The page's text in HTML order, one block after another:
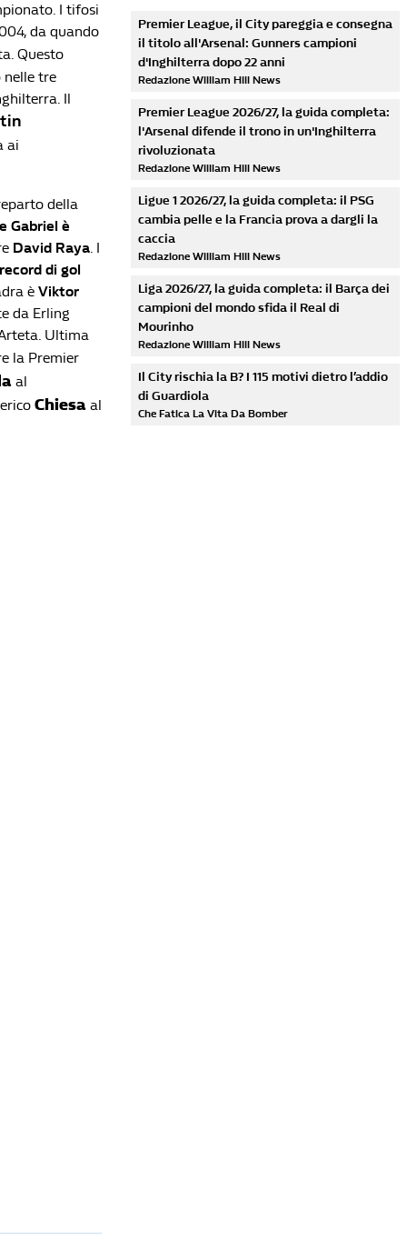
I tifosi
da quando
Questo
nelle tre
Il
ai
della
Gabriel è
David Raya. I
record di gol
è Viktor
da Erling
Ultima
la Premier
al
Chiesa al
Premier League, il City pareggia e consegna
il titolo all'Arsenal: Gunners campioni
d'Inghilterra dopo 22 anni
Redazione William Hill News
Premier League 2026/27, la guida completa:
l'Arsenal difende il trono in un'Inghilterra
rivoluzionata
Redazione William Hill News
Ligue 1 2026/27, la guida completa: il PSG
cambia pelle e la Francia prova a dargli la
caccia
Redazione William Hill News
Liga 2026/27, la guida completa: il Barça dei
campioni del mondo sfida il Real di
Mourinho
Redazione William Hill News
Il City rischia la B? I 115 motivi dietro l’addio
di Guardiola
Che Fatica La Vita Da Bomber